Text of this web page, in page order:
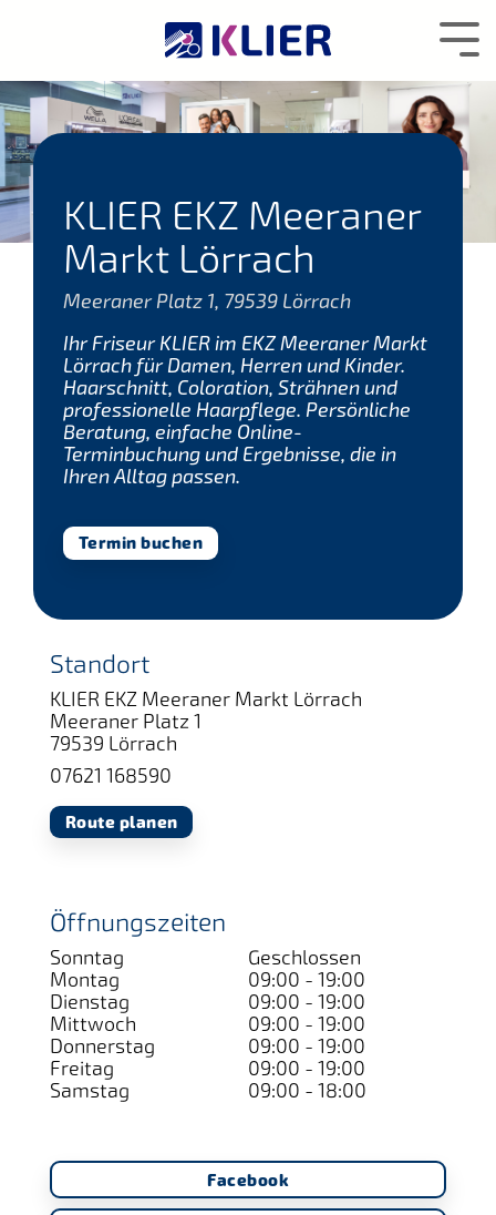
KLIER EKZ Meeraner
Markt Lörrach
Meeraner Platz 1, 79539 Lörrach
Ihr Friseur KLIER im EKZ Meeraner Markt
Lörrach für Damen, Herren und Kinder.
Haarschnitt, Coloration, Strähnen und
professionelle Haarpflege. Persönliche
Beratung, einfache Online-
Terminbuchung und Ergebnisse, die in
Ihren Alltag passen.
Termin buchen
Standort
KLIER EKZ Meeraner Markt Lörrach
Meeraner Platz 1
79539 Lörrach
07621 168590
Route planen
Öffnungszeiten
Sonntag
Geschlossen
Montag
09:00 - 19:00
Dienstag
09:00 - 19:00
Mittwoch
09:00 - 19:00
Donnerstag
09:00 - 19:00
Freitag
09:00 - 19:00
Samstag
09:00 - 18:00
Facebook